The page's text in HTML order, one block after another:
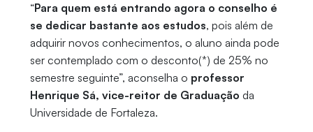
“Para quem está entrando agora o conselho é
se dedicar bastante aos estudos, pois além de
adquirir novos conhecimentos, o aluno ainda pode
ser contemplado com o desconto(*) de 25% no
semestre seguinte”, aconselha o professor
Henrique Sá, vice-reitor de Graduação da
Universidade de Fortaleza.